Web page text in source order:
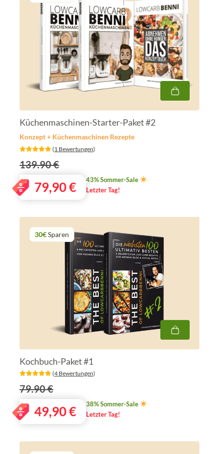
Küchenmaschinen-Starter-Paket #2
Konzept + Küchenmaschinen Rezepte
‎ (1 Bewertungen)
139.90 €
79,90€
43% Sommer-Sale
Letzter Tag!
30€Sparen
Kochbuch-Paket #1
‎ (4 Bewertungen)
79.90 €
49,90€
38% Sommer-Sale
Letzter Tag!